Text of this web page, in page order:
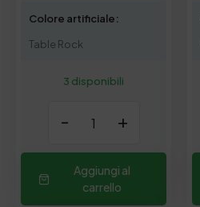
Colore artificiale:
Table Rock
3 disponibili
- +
Aggiungi al
carrello